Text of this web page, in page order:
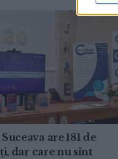
Suceava are 181 de
dar care nu sînt